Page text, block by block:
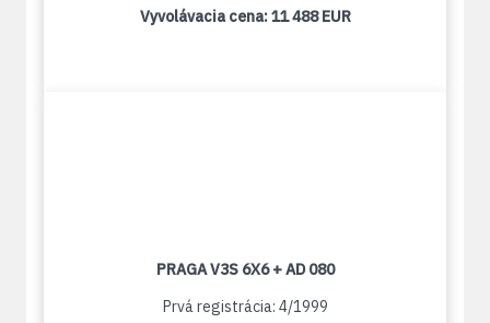
Vyvolávacia cena:11 488 EUR
PRAGA V3S 6X6 + AD 080
Prvá registrácia: 4/1999